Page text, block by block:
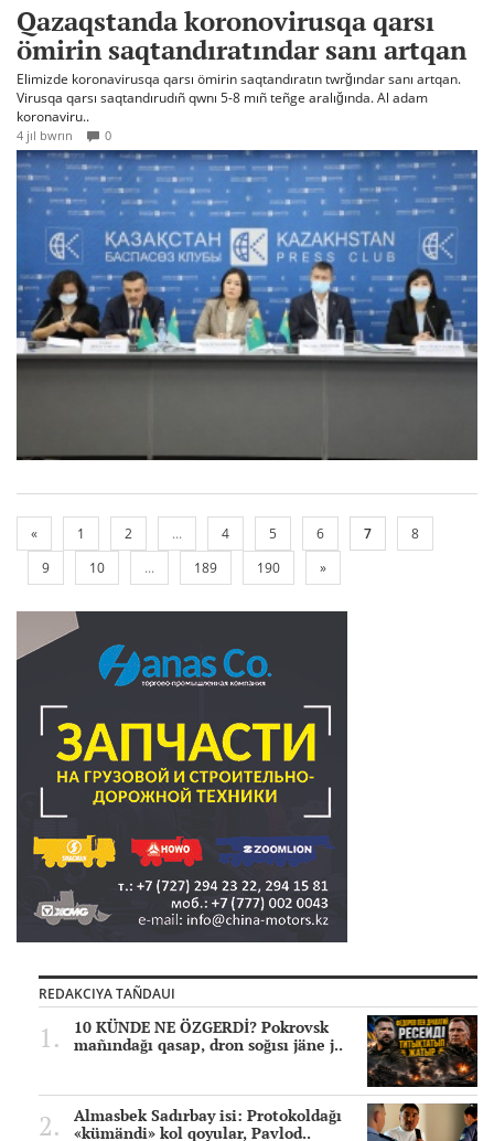
Qazaqstanda koronovirusqa qarsı
ömirin saqtandıratındar sanı artqan
Elimizde koronavirusqa qarsı ömirin saqtandıratın twrğındar sanı artqan.
Virusqa qarsı saqtandırudıñ qwnı 5-8 mıñ teñge aralığında. Al adam
koronaviru..
4 jıl bwrın 0
« 1 2 ... 4 5 6 7
8
9
10 ... 189 190 »
REDAKCIYA TAÑDAUI
10 KÜNDE NE ÖZGERDİ? Pokrovsk
mañındağı qasap, dron soğısı jäne j..
Almasbek Sadırbay isi: Protokoldağı
«kümändi» kol qoyular, Pavlod..